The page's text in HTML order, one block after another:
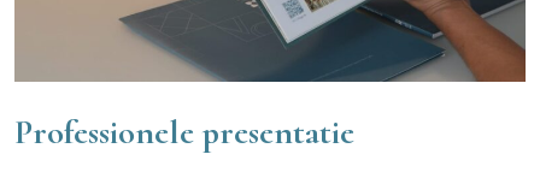
Professionele presentatie